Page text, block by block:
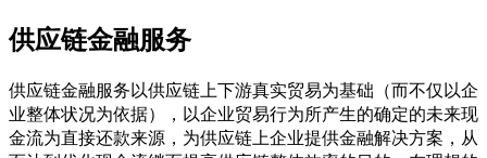
供应链金融服务
供应链金融服务以供应链上下游真实贸易为基础（而不仅以企
业整体状况为依据），以企业贸易行为所产生的确定的未来现
金流为直接还款来源，为供应链上企业提供金融解决方案，从